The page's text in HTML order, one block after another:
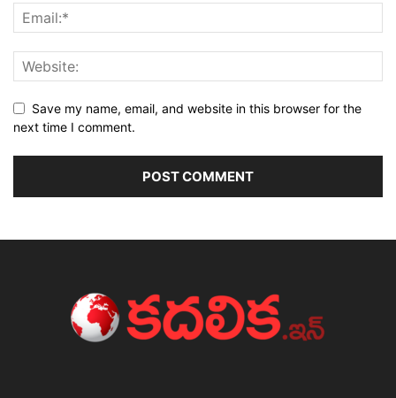
Save my name, email, and website in this browser for the
next time I comment.